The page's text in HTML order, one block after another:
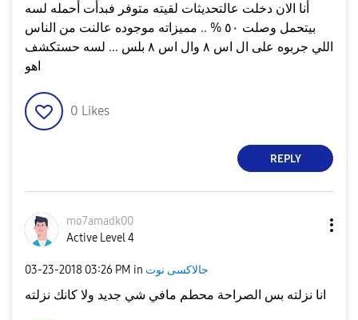
أنا الان دخلت عالتحديثات لقيته متوفر فبدأت أحمله لسه
بيتحمل وصلت ٥٠ % .. مميزاته موجوده عالنت من الناس
اللي جربوه على ال اس ٨ وال اس ٨ بلس ... لسه حستكشف
اهو
0 Likes
REPLY
mo7amadk00
Active Level 4
‎03-23-2018 03:26 PM in جالاكسى نوت
انا نزلته بس الصراحة محطم مافي شي جديد ولا كانك نزلته